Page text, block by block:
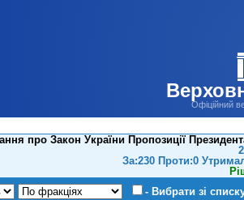
Офіційний
про Закон України Пропозиції
За:230 Проти:0
- Вибрати зі